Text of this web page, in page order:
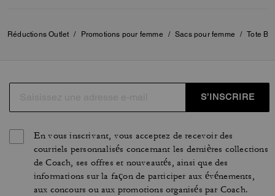
Réductions Outlet / Promotions pour femme / Sacs pour femme / Tote
S’INSCRIRE
En vous inscrivant, vous acceptez de recevoir des
courriels personnalisés concernant les dernières collections
de Coach, ses offres et nouveautés, ainsi que des
informations sur la façon de participer aux événements,
aux concours ou aux promotions organisés par Coach.